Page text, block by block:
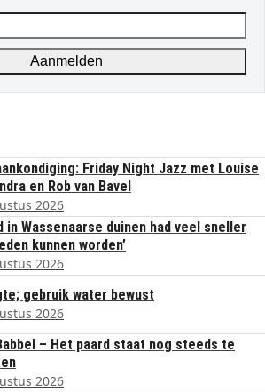
Aanmelden
Friday Night Jazz met Louise
en Rob van Bavel
2026
in Wassenaarse duinen had veel sneller
kunnen worden’
2026
gebruik water bewust
2026
– Het paard staat nog steeds te
2026